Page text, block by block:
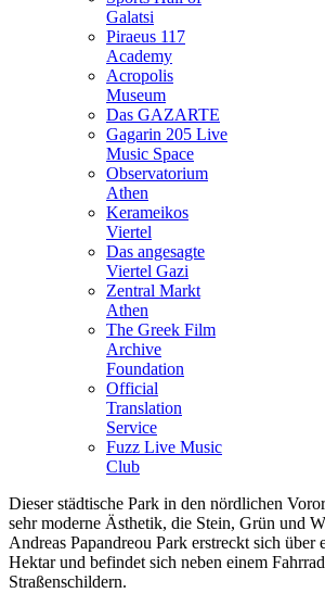
Galatsi
Piraeus 117
Academy
Acropolis
Museum
Das GAZARTE
Gagarin 205 Live
Music Space
Observatorium
Athen
Kerameikos
Viertel
Das angesagte
Viertel Gazi
Zentral Markt
Athen
The Greek Film
Archive
Foundation
Official
Translation
Service
Fuzz Live Music
Club
Dieser städtische Park in den nördlichen
sehr moderne Ästhetik, die Stein, Grün und
Andreas Papandreou Park erstreckt sich über
Hektar und befindet sich neben einem
Straßenschildern.